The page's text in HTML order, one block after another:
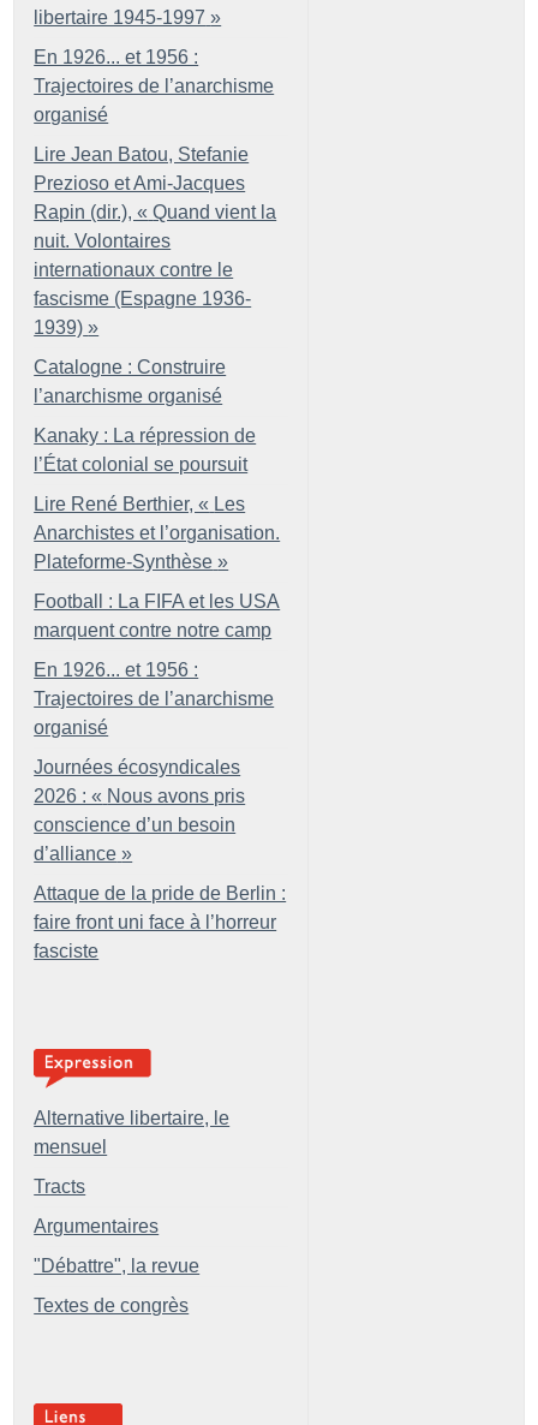
libertaire 1945-1997 »
En 1926... et 1956 :
Trajectoires de l’anarchisme
organisé
Lire Jean Batou, Stefanie
Prezioso et Ami-Jacques
Rapin (dir.), « Quand vient la
nuit. Volontaires
internationaux contre le
fascisme (Espagne 1936-
1939) »
Catalogne : Construire
l’anarchisme organisé
Kanaky : La répression de
l’État colonial se poursuit
Lire René Berthier, « Les
Anarchistes et l’organisation.
Plateforme-Synthèse »
Football : La FIFA et les USA
marquent contre notre camp
En 1926... et 1956 :
Trajectoires de l’anarchisme
organisé
Journées écosyndicales
2026 : « Nous avons pris
conscience d’un besoin
d’alliance »
Attaque de la pride de Berlin :
faire front uni face à l’horreur
fasciste
Alternative libertaire, le
mensuel
Tracts
Argumentaires
"Débattre", la revue
Textes de congrès